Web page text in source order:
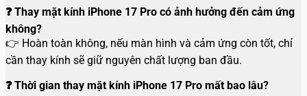
❓ Thay mặt kính iPhone 17 Pro có ảnh hưởng đến cảm ứng
không?
👉 Hoàn toàn không, nếu màn hình và cảm ứng còn tốt, chỉ
cần thay kính sẽ giữ nguyên chất lượng ban đầu.
❓ Thời gian thay mặt kính iPhone 17 Pro mất bao lâu?